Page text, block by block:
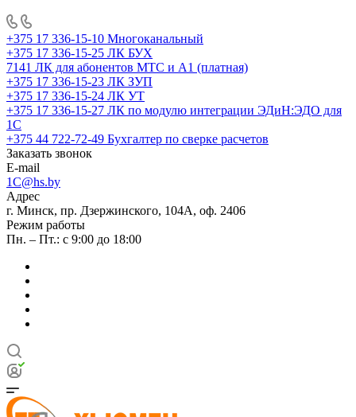
+375 17 336-15-10 Многоканальный
+375 17 336-15-25 ЛК БУХ
7141 ЛК для абонентов МТС и А1 (платная)
+375 17 336-15-23 ЛК ЗУП
+375 17 336-15-24 ЛК УТ
+375 17 336-15-27 ЛК по модулю интеграции ЭДиН:ЭДО для
1С
+375 44 722-72-49 Бухгалтер по сверке расчетов
Заказать звонок
E-mail
1C@hs.by
Адрес
г. Минск, пр. Дзержинского, 104А, оф. 2406
Режим работы
Пн. – Пт.: с 9:00 до 18:00